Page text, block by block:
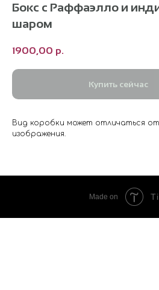
Бокс с Раффаэлло и
шаром
1900,00 р.
Купить сейчас
Вид коробки может отличаться
изображения.
Made on